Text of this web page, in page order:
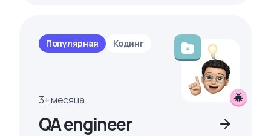
Популярная Кодинг
3+ месяца
QA engineer